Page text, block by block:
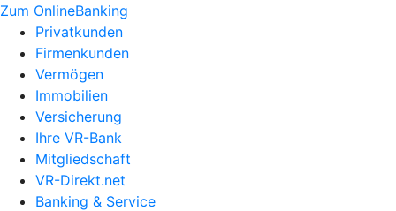
Zum OnlineBanking
Privatkunden
Firmenkunden
Vermögen
Immobilien
Versicherung
Ihre VR-Bank
Mitgliedschaft
VR-Direkt.net
Banking & Service